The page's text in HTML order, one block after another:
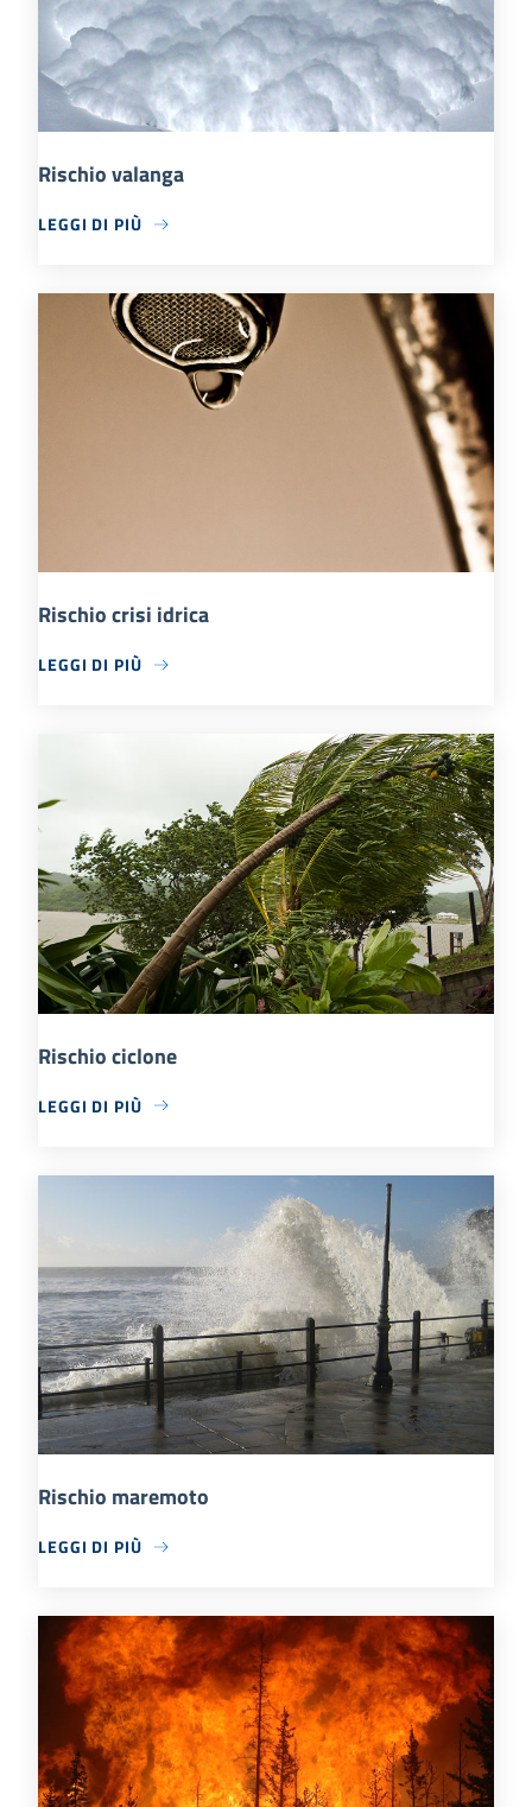
Rischio valanga
LEGGI DI PIÙ
Rischio crisi idrica
LEGGI DI PIÙ
Rischio ciclone
LEGGI DI PIÙ
Rischio maremoto
LEGGI DI PIÙ